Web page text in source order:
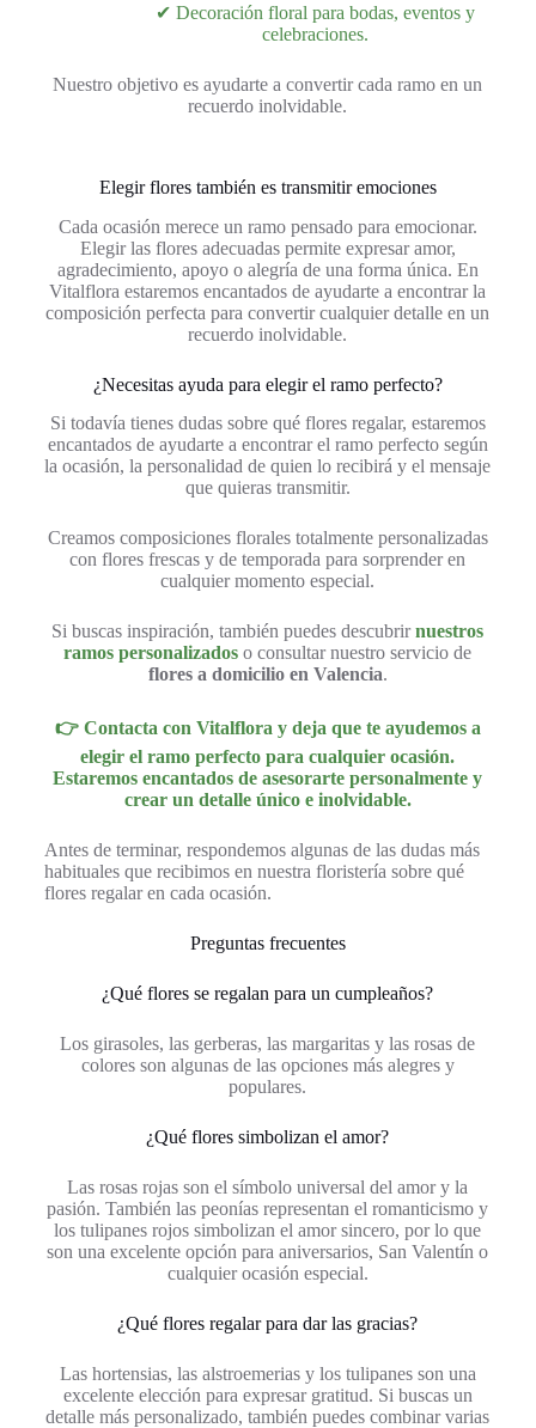
✔ Decoración floral para bodas, eventos y
celebraciones.
Nuestro objetivo es ayudarte a convertir cada ramo en un
recuerdo inolvidable.
Elegir flores también es transmitir emociones
Cada ocasión merece un ramo pensado para emocionar.
Elegir las flores adecuadas permite expresar amor,
agradecimiento, apoyo o alegría de una forma única. En
Vitalflora estaremos encantados de ayudarte a encontrar la
composición perfecta para convertir cualquier detalle en un
recuerdo inolvidable.
¿Necesitas ayuda para elegir el ramo perfecto?
Si todavía tienes dudas sobre qué flores regalar, estaremos
encantados de ayudarte a encontrar el ramo perfecto según
la ocasión, la personalidad de quien lo recibirá y el mensaje
que quieras transmitir.
Creamos composiciones florales totalmente personalizadas
con flores frescas y de temporada para sorprender en
cualquier momento especial.
Si buscas inspiración, también puedes descubrir nuestros
ramos personalizados o consultar nuestro servicio de
flores a domicilio en Valencia.
👉 Contacta con Vitalflora y deja que te ayudemos a
elegir el ramo perfecto para cualquier ocasión.
Estaremos encantados de asesorarte personalmente y
crear un detalle único e inolvidable.
Antes de terminar, respondemos algunas de las dudas más
habituales que recibimos en nuestra floristería sobre qué
flores regalar en cada ocasión.
Preguntas frecuentes
¿Qué flores se regalan para un cumpleaños?
Los girasoles, las gerberas, las margaritas y las rosas de
colores son algunas de las opciones más alegres y
populares.
¿Qué flores simbolizan el amor?
Las rosas rojas son el símbolo universal del amor y la
pasión. También las peonías representan el romanticismo y
los tulipanes rojos simbolizan el amor sincero, por lo que
son una excelente opción para aniversarios, San Valentín o
cualquier ocasión especial.
¿Qué flores regalar para dar las gracias?
Las hortensias, las alstroemerias y los tulipanes son una
excelente elección para expresar gratitud. Si buscas un
detalle más personalizado, también puedes combinar varias